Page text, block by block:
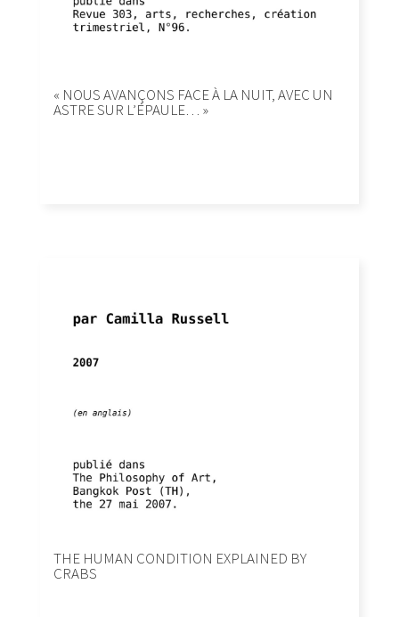
« NOUS AVANÇONS FACE À LA NUIT, AVEC UN
ASTRE SUR L’ÉPAULE… »
THE HUMAN CONDITION EXPLAINED BY
CRABS